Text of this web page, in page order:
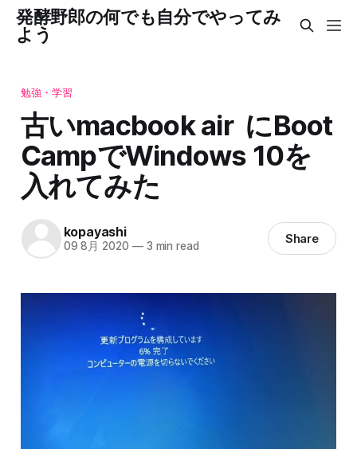
発酵野郎の何でも自分でやってみ
よう
勉強・学習
古いmacbook air にBoot
CampでWindows 10を
入れてみた
kopayashi
09 8月 2020 —3 min read Share